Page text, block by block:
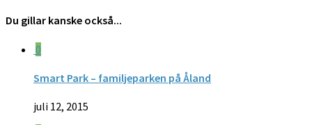
Du gillar kanske också...
0
Smart Park – familjeparken på Åland
juli 12, 2015